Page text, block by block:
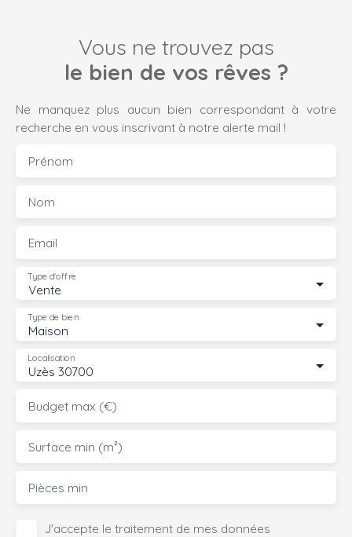
Vous ne trouvez pas
le bien de vos rêves ?
Ne manquez plus aucun bien correspondant à votre
recherche en vous inscrivant à notre alerte mail !
Prénom
Nom
Email
Vente
Type d'offre
Maison
Type de bien
Uzès 30700
Localisation
Budget max (€)
Surface min (m²)
Pièces min
J'accepte le traitement de mes données